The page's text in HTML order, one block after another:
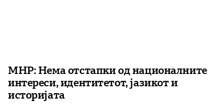
МНР: Нема отстапки од националните
интереси, идентитетот, јазикот и
историјата